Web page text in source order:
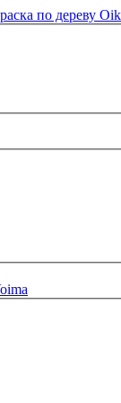
по дереву